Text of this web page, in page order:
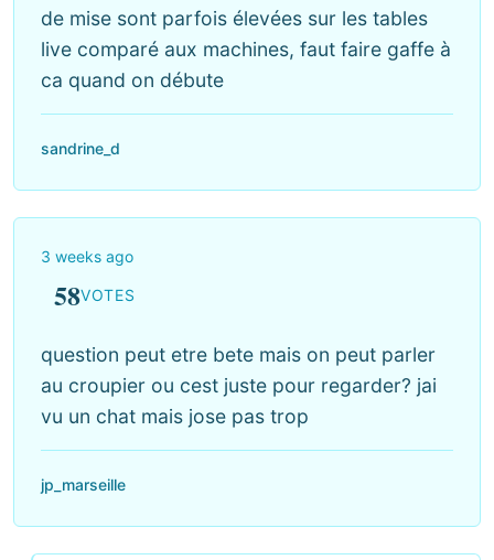
de mise sont parfois élevées sur les tables
live comparé aux machines, faut faire gaffe à
ca quand on débute
sandrine_d
3 weeks ago
58VOTES
question peut etre bete mais on peut parler
au croupier ou cest juste pour regarder? jai
vu un chat mais jose pas trop
jp_marseille